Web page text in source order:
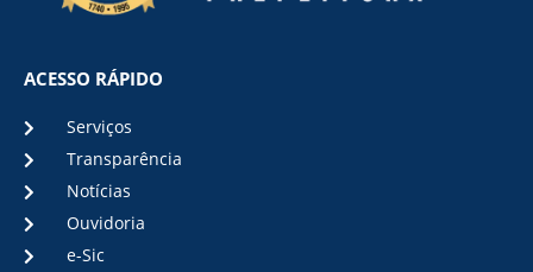
ACESSO RÁPIDO
Serviços
Transparência
Notícias
Ouvidoria
e-Sic